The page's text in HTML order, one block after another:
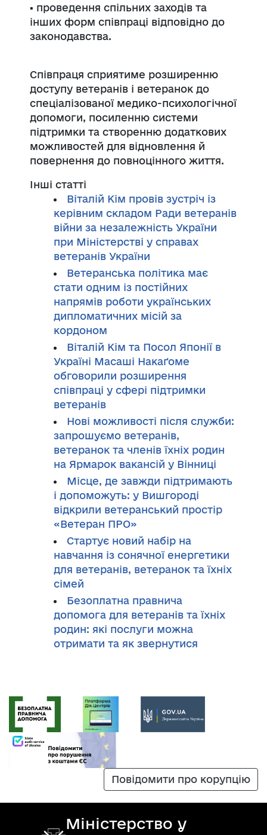
▪️ проведення спільних заходів та
інших форм співпраці відповідно до
законодавства.
Співпраця сприятиме розширенню
доступу ветеранів і ветеранок до
спеціалізованої медико-психологічної
допомоги, посиленню системи
підтримки та створенню додаткових
можливостей для відновлення й
повернення до повноцінного життя.
Інші статті
Віталій Кім провів зустріч із
керівним складом Ради ветеранів
війни за незалежність України
при Міністерстві у справах
ветеранів України
Ветеранська політика має
стати одним із постійних
напрямів роботи українських
дипломатичних місій за
кордоном
Віталій Кім та Посол Японії в
Україні Масаші Накаґоме
обговорили розширення
співпраці у сфері підтримки
ветеранів
Нові можливості після служби:
запрошуємо ветеранів,
ветеранок та членів їхніх родин
на Ярмарок вакансій у Вінниці
Місце, де завжди підтримають
і допоможуть: у Вишгороді
відкрили ветеранський простір
«Ветеран ПРО»
Стартує новий набір на
навчання із сонячної енергетики
для ветеранів, ветеранок та їхніх
сімей
Безоплатна правнича
допомога для ветеранів та їхніх
родин: які послуги можна
отримати та як звернутися
Повідомити про корупцію
Міністерство у